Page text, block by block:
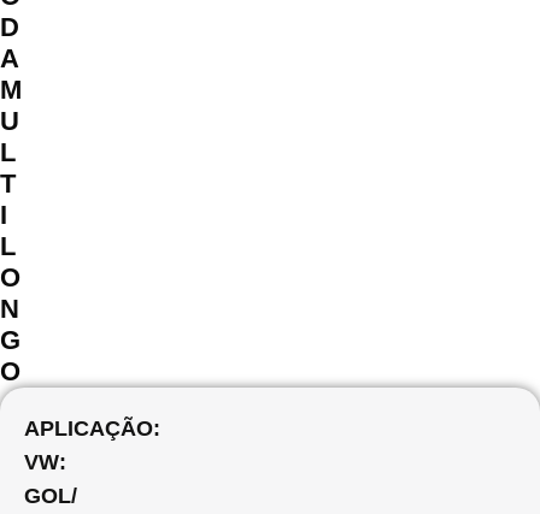
D
A
M
U
L
T
I
L
O
N
G
O
APLICAÇÃO:
VW:
GOL/